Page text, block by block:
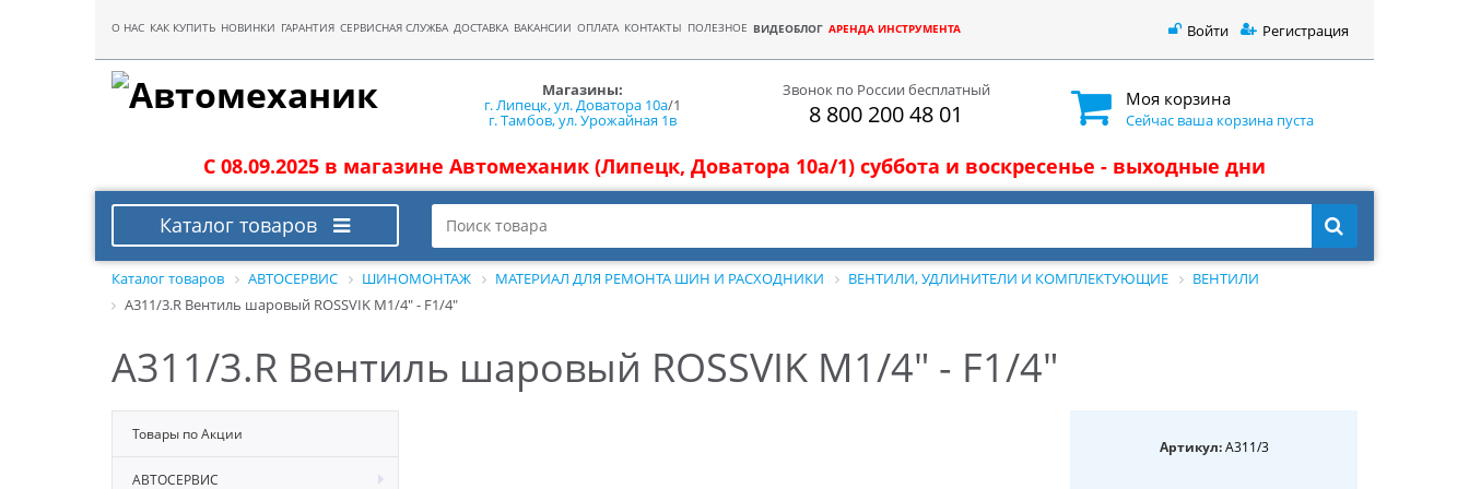
О НАС КАК КУПИТЬ НОВИНКИ ГАРАНТИЯ СЕРВИСНАЯ СЛУЖБА ДОСТАВКА ВАКАНСИИ ОПЛАТА КОНТАКТЫ ПОЛЕЗНОЕ ВИДЕОБЛОГ АРЕНДА ИНСТРУМЕНТА Войти Регистрация
Магазины:
г. Липецк, ул. Доватора 10а/1
г. Тамбов, ул. Урожайная 1в
Звонок по России бесплатный
8 800 200 48 01
Моя корзина
Сейчас ваша корзина пуста
С 08.09.2025 в магазине Автомеханик (Липецк, Доватора 10а/1) суббота и воскресенье - выходные дни
Каталог товаров
Каталог товаров АВТОСЕРВИС ШИНОМОНТАЖ МАТЕРИАЛ ДЛЯ РЕМОНТА ШИН И РАСХОДНИКИ ВЕНТИЛИ, УДЛИНИТЕЛИ И КОМПЛЕКТУЮЩИЕ
ВЕНТИЛИ
A311/3.R Вентиль шаровый ROSSVIK М1/4" - F1/4"
A311/3.R Вентиль шаровый ROSSVIK М1/4" - F1/4"
Товары по Акции
АВТОСЕРВИС
Артикул:A311/3